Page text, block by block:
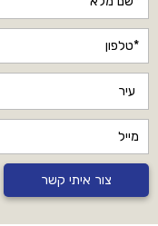
צור איתי קשר